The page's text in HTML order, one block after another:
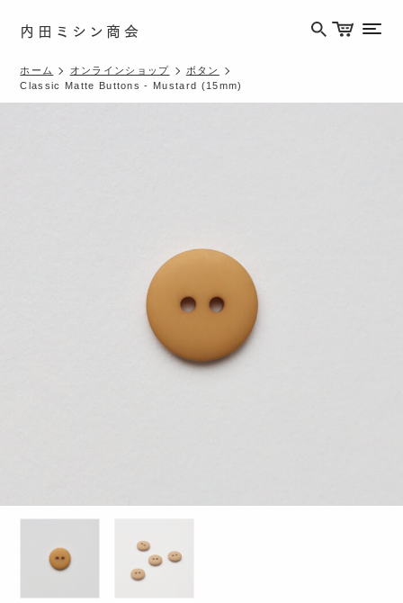
内田ミシン商会 メニ
ホーム オンラインショップ
ボタン
Classic Matte Buttons - Mustard (15mm)